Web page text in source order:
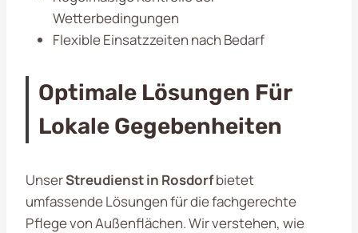
Wetterbedingungen
Flexible Einsatzzeiten nach Bedarf
Optimale Lösungen Für
Lokale Gegebenheiten
UnserStreudienst in Rosdorfbietet
umfassende Lösungen für die fachgerechte
Pflege von Außenflächen. Wir verstehen, wie